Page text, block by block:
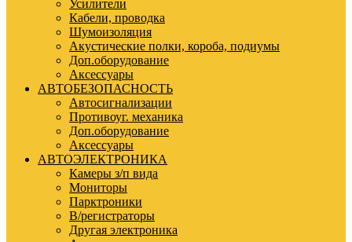
Усилители
Кабели, проводка
Шумоизоляция
Акустические полки, короба, подиумы
Доп.оборудование
Аксессуары
АВТОБЕЗОПАСНОСТЬ
Автосигнализации
Противоуг. механика
Доп.оборудование
Аксессуары
АВТОЭЛЕКТРОНИКА
Камеры з/п вида
Мониторы
Парктроники
В/регистраторы
Другая электроника